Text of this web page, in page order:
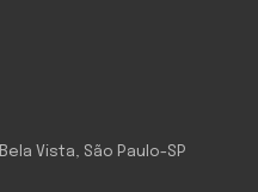
Vista, São Paulo-SP